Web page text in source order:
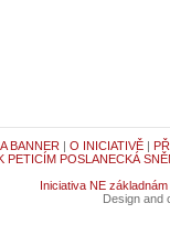
BANNER | O INICIATIVĚ|
PETICÍM POSLANECKÁ
Iniciativa NE základnám
Design and